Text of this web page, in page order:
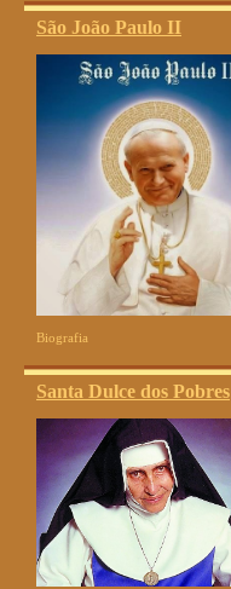
São João Paulo II
Biografia
Santa Dulce dos Pobres